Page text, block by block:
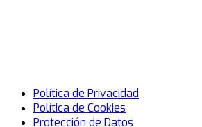
Política de Privacidad
Política de Cookies
Protección de Datos